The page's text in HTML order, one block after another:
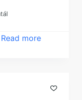
Read more